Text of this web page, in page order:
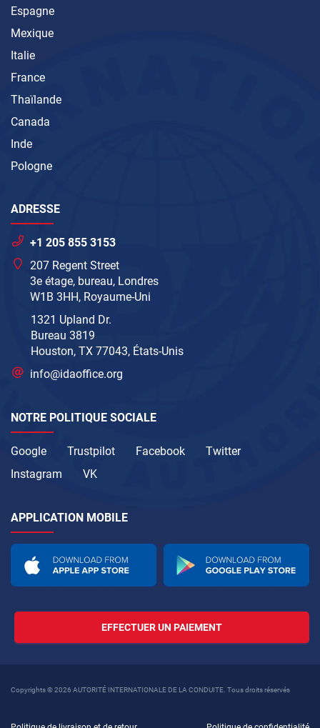
Espagne
Mexique
Italie
France
Thaïlande
Canada
Inde
Pologne
ADRESSE
+1 205 855 3153
207 Regent Street
3e étage, bureau, Londres
W1B 3HH, Royaume-Uni
1321 Upland Dr.
Bureau 3819
Houston, TX 77043, États-Unis
info@idaoffice.org
NOTRE POLITIQUE SOCIALE
Google Trustpilot Facebook
Twitter
Instagram
VK
APPLICATION MOBILE
EFFECTUER UN PAIEMENT
Copyrights © 2026 AUTORITÉ INTERNATIONALE DE LA CONDUITE. Tous droits réservés